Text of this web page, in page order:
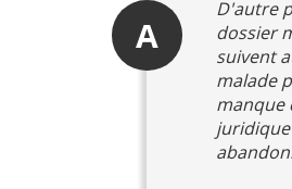
A
D'autre
dossier
suivent
malade
manque